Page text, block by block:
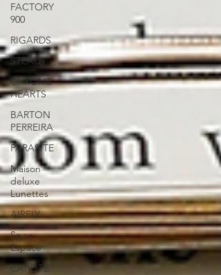
FACTORY
900
RIGARDS
STEADY
CHROME
HEARTS
BARTON
PERREIRA
PARASITE
Maison
deluxe
Lunettes
AIRFLY
Spec
Espace
CAPOTE